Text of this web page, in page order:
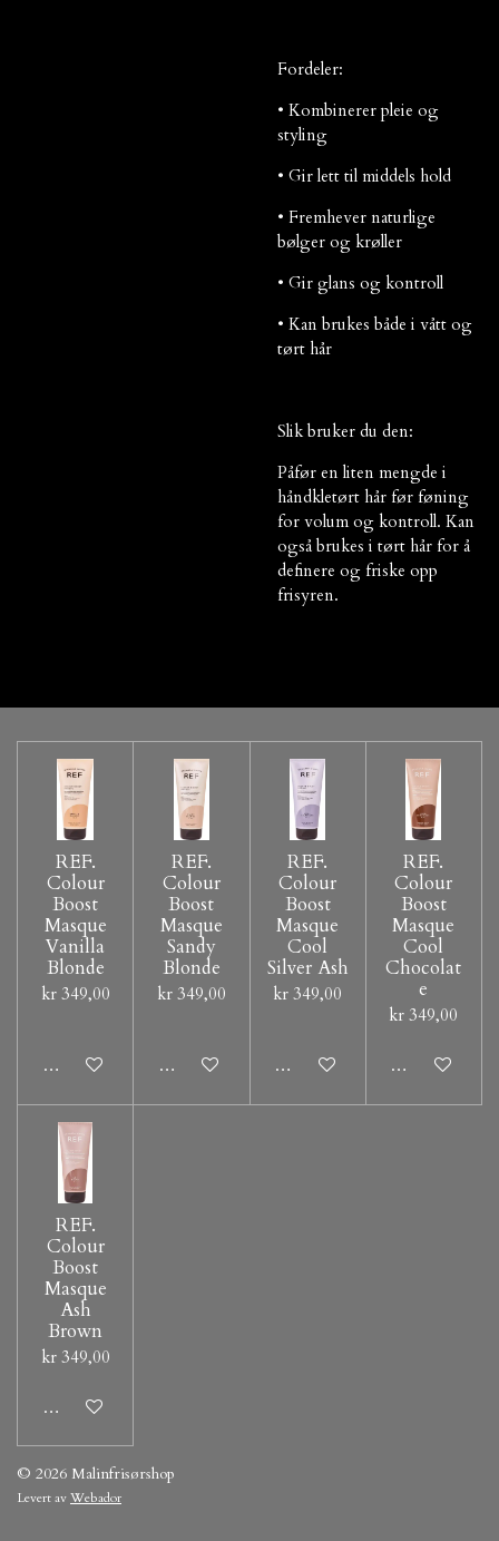
Fordeler:
• Kombinerer pleie og
styling
• Gir lett til middels hold
• Fremhever naturlige
bølger og krøller
• Gir glans og kontroll
• Kan brukes både i vått og
tørt hår
Slik bruker du den:
Påfør en liten mengde i
håndkletørt hår før føning
for volum og kontroll. Kan
også brukes i tørt hår for å
definere og friske opp
frisyren.
REF.
Colour
Boost
Masque
Vanilla
Blonde
kr 349,00
Legg til handlevogn
REF.
Colour
Boost
Masque
Sandy
Blonde
kr 349,00
Legg til handlevogn
REF.
Colour
Boost
Masque
Cool
Silver Ash
kr 349,00
Legg til handlevogn
REF.
Colour
Boost
Masque
Cool
Chocolat
e
kr 349,00
Legg til
REF.
Colour
Boost
Masque
Ash
Brown
kr 349,00
Legg til handlevogn
© 2026 Malinfrisørshop
Levert avWebador